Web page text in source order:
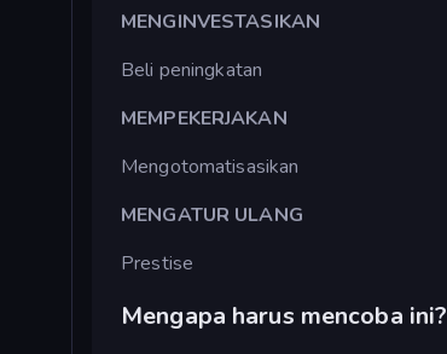
MENGINVESTASIKAN
Beli peningkatan
MEMPEKERJAKAN
Mengotomatisasikan
MENGATUR ULANG
Prestise
Mengapa harus mencoba ini?